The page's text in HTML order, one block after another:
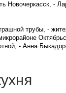
Новочеркасск, -
трубы, -
- Анна